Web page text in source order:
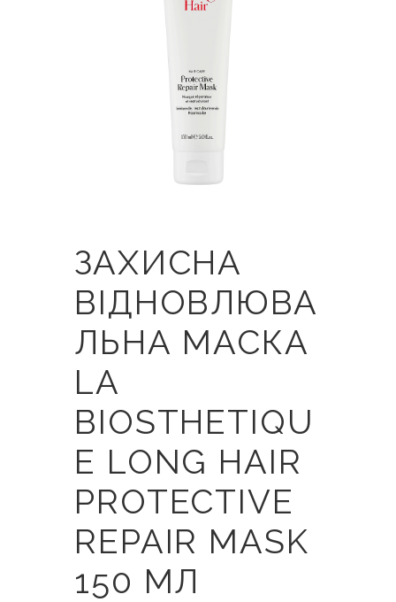
ЗАХИСНА
ВІДНОВЛЮВА
ЛЬНА МАСКА
LA
BIOSTHETIQU
E LONG HAIR
PROTECTIVE
REPAIR MASK
150 МЛ